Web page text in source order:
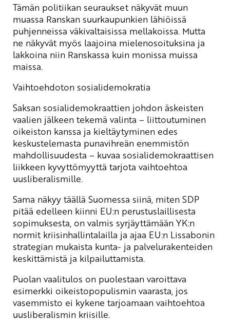
Tämän politiikan seuraukset näkyvät muun
muassa Ranskan suurkaupunkien lähiöissä
puhjenneissa väkivaltaisissa mellakoissa. Mutta
ne näkyvät myös laajoina mielenosoituksina ja
lakkoina niin Ranskassa kuin monissa muissa
maissa.
Vaihtoehdoton sosialidemokratia
Saksan sosialidemokraattien johdon äskeisten
vaalien jälkeen tekemä valinta – liittoutuminen
oikeiston kanssa ja kieltäytyminen edes
keskustelemasta punavihreän enemmistön
mahdollisuudesta – kuvaa sosialidemokraattisen
liikkeen kyvyttömyyttä tarjota vaihtoehtoa
uusliberalismille.
Sama näkyy täällä Suomessa siinä, miten SDP
pitää edelleen kiinni EU:n perustuslaillisesta
sopimuksesta, on valmis syrjäyttämään YK:n
normit kriisinhallintalailla ja ajaa EU:n Lissabonin
strategian mukaista kunta- ja palvelurakenteiden
keskittämistä ja kilpailuttamista.
Puolan vaalitulos on puolestaan varoittava
esimerkki oikeistopopulismin vaarasta, jos
vasemmisto ei kykene tarjoamaan vaihtoehtoa
uusliberalismin kriisille.